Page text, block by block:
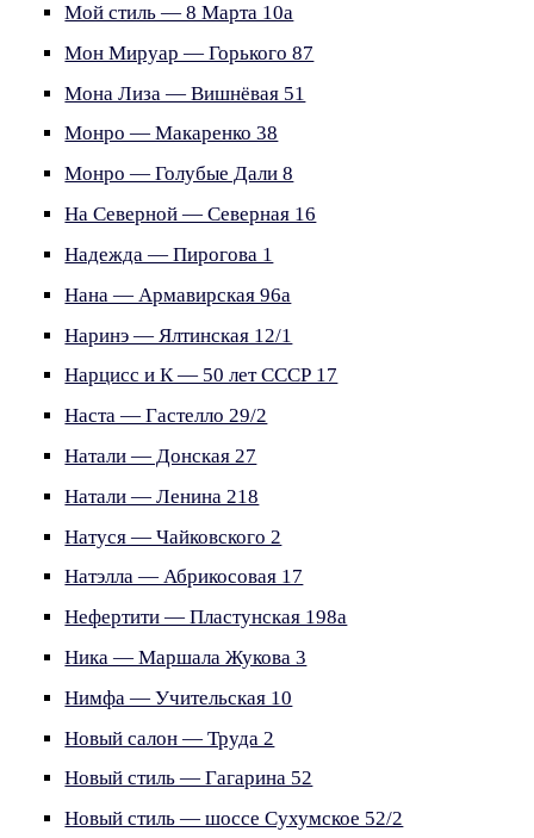
Мой стиль — 8 Марта 10а
Мон Мируар — Горького 87
Мона Лиза — Вишнёвая 51
Монро — Макаренко 38
Монро — Голубые Дали 8
На Северной — Северная 16
Надежда — Пирогова 1
Нана — Армавирская 96а
Наринэ — Ялтинская 12/1
Нарцисс и К — 50 лет СССР 17
Наста — Гастелло 29/2
Натали — Донская 27
Натали — Ленина 218
Натуся — Чайковского 2
Натэлла — Абрикосовая 17
Нефертити — Пластунская 198а
Ника — Маршала Жукова 3
Нимфа — Учительская 10
Новый салон — Труда 2
Новый стиль — Гагарина 52
Новый стиль — шоссе Сухумское 52/2